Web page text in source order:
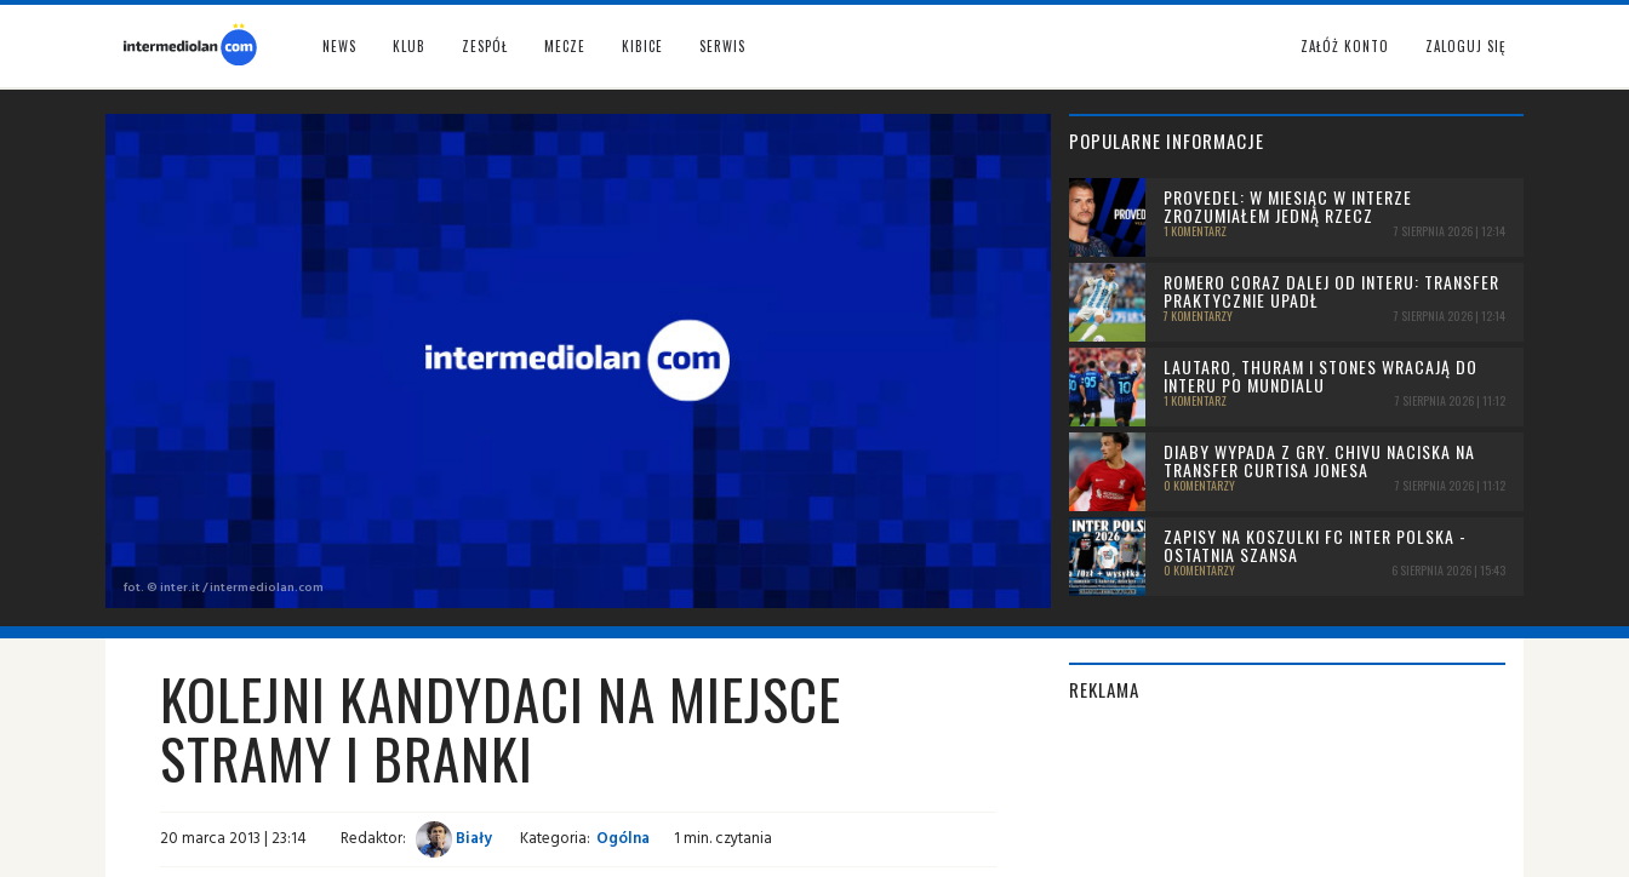
NEWS KLUB ZESPÓŁ MECZE KIBICE SERWIS ZAŁÓŻ KONTO ZALOGUJ SIĘ
fot. © inter.it / intermediolan.com
POPULARNE INFORMACJE
PROVEDEL: W MIESIĄC W INTERZE
ZROZUMIAŁEM JEDNĄ RZECZ
1 KOMENTARZ 7 SIERPNIA 2026 | 12:14
ROMERO CORAZ DALEJ OD INTERU: TRANSFER
PRAKTYCZNIE UPADŁ
7 KOMENTARZY 7 SIERPNIA 2026 | 12:14
LAUTARO, THURAM I STONES WRACAJĄ DO
INTERU PO MUNDIALU
1 KOMENTARZ 7 SIERPNIA 2026 | 11:12
DIABY WYPADA Z GRY. CHIVU NACISKA NA
TRANSFER CURTISA JONESA
0 KOMENTARZY 7 SIERPNIA 2026 | 11:12
ZAPISY NA KOSZULKI FC INTER POLSKA -
OSTATNIA SZANSA
0 KOMENTARZY 6 SIERPNIA 2026 | 15:43
KOLEJNI KANDYDACI NA MIEJSCE
STRAMY I BRANKI
20 marca 2013 | 23:14 Redaktor: Biały Kategoria: Ogólna 1 min. czytania
REKLAMA